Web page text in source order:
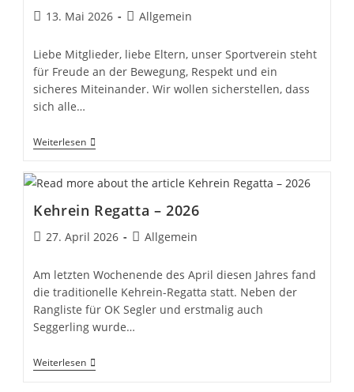
Beitrag
13. Mai 2026
Beitrags-
Allgemein
Liebe Mitglieder, liebe Eltern, unser Sportverein steht
für Freude an der Bewegung, Respekt und ein
sicheres Miteinander. Wir wollen sicherstellen, dass
sich alle…
WeiterlesenAnsprechperson
Zum
Vor
Sexualisierter
Und
Interpersoneller
Gewalt
Kehrein Regatta – 2026
Beitrag
27. April 2026
Beitrags-
Allgemein
Am letzten Wochenende des April diesen Jahres fand
die traditionelle Kehrein-Regatta statt. Neben der
Rangliste für OK Segler und erstmalig auch
Seggerling wurde…
WeiterlesenKehrein
Regatta